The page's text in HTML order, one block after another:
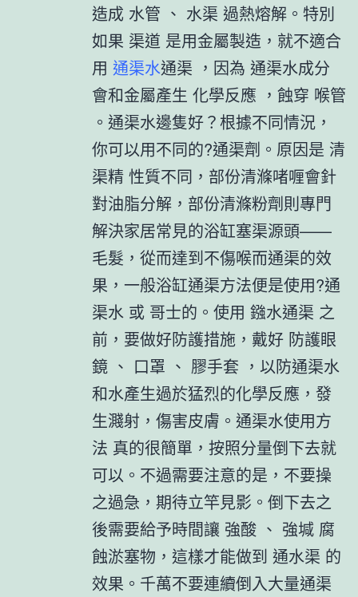
造成 水管 、 水渠 過熱熔解。特別
如果 渠道 是用金屬製造，就不適合
用 通渠水通渠 ，因為 通渠水成分
會和金屬產生 化學反應 ，蝕穿 喉管
。通渠水邊隻好？根據不同情況，
你可以用不同的?通渠劑。原因是 清
渠精 性質不同，部份清滌啫喱會針
對油脂分解，部份清滌粉劑則專門
解決家居常見的浴缸塞渠源頭——
毛髮，從而達到不傷喉而通渠的效
果，一般浴缸通渠方法便是使用?通
渠水 或 哥士的。使用 鏹水通渠 之
前，要做好防護措施，戴好 防護眼
鏡 、 口罩 、 膠手套 ，以防通渠水
和水產生過於猛烈的化學反應，發
生濺射，傷害皮膚。通渠水使用方
法 真的很簡單，按照分量倒下去就
可以。不過需要注意的是，不要操
之過急，期待立竿見影。倒下去之
後需要給予時間讓 強酸 、 強堿 腐
蝕淤塞物，這樣才能做到 通水渠 的
效果。千萬不要連續倒入大量通渠